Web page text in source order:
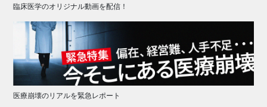
臨床医学のオリジナル動画を配信！
医療崩壊のリアルを緊急レポート